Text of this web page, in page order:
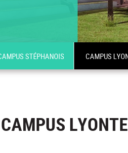
STÉPHANOIS CAMPUS